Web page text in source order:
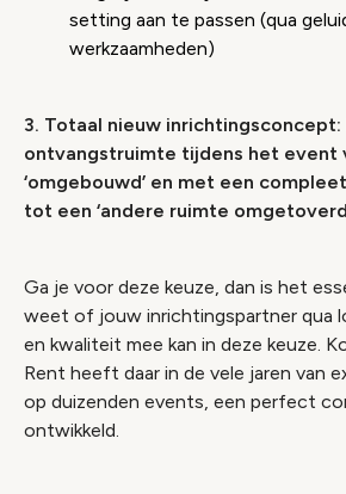
setting aan te passen (qua
werkzaamheden)
3. Totaal nieuw
ontvangstruimte tijdens het event
‘omgebouwd’ en met een
tot een ‘andere ruimte
Ga je voor deze keuze, dan is het
weet of jouw inrichtingspartner qua
en kwaliteit mee kan in deze keuze.
Rent heeft daar in de vele jaren van
op duizenden events, een perfect
ontwikkeld.